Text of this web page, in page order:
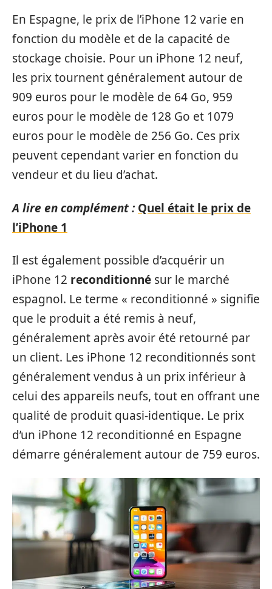
En Espagne, le prix de l’iPhone 12 varie en
fonction du modèle et de la capacité de
stockage choisie. Pour un iPhone 12 neuf,
les prix tournent généralement autour de
909 euros pour le modèle de 64 Go, 959
euros pour le modèle de 128 Go et 1079
euros pour le modèle de 256 Go. Ces prix
peuvent cependant varier en fonction du
vendeur et du lieu d’achat.
A lire en complément : Quel était le prix de
l’iPhone 1
Il est également possible d’acquérir un
iPhone 12 reconditionné sur le marché
espagnol. Le terme « reconditionné » signifie
que le produit a été remis à neuf,
généralement après avoir été retourné par
un client. Les iPhone 12 reconditionnés sont
généralement vendus à un prix inférieur à
celui des appareils neufs, tout en offrant une
qualité de produit quasi-identique. Le prix
d’un iPhone 12 reconditionné en Espagne
démarre généralement autour de 759 euros.